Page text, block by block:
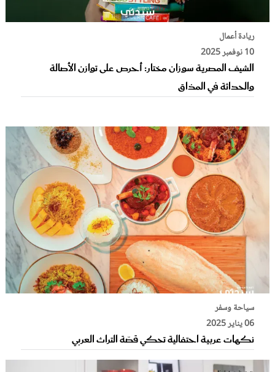
ريادة أعمال
10 نوفمبر 2025
الشيف المصرية سوزان مختار: أحرص على توازن الأصالة
والحداثة في المذاق
سياحة وسفر
06 يناير 2025
نكهات عربية احتفالية تحكي قصّة التراث العربي